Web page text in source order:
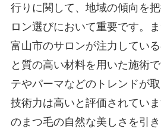
行りに関して、地域の傾向を
ロン選びにおいて重要です。
富山市のサロンが注力してい
と質の高い材料を用いた施術
テやパーマなどのトレンドが
技術力は高いと評価されてい
のまつ毛の自然な美しさを引